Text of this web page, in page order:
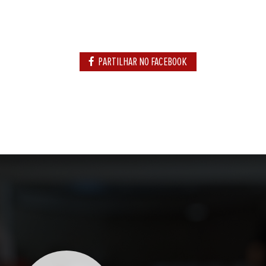
PARTILHAR NO FACEBOOK